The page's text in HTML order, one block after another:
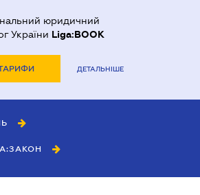
юридичний
України Liga:BOOK
ДЕТАЛЬНІШЕ